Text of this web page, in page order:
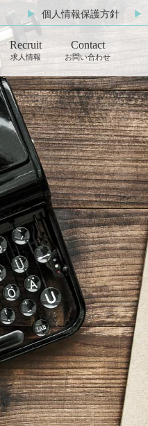
▶︎ 個人情報保護方針 ▶︎
Recruit
求人情報
Contact
お問い合わせ